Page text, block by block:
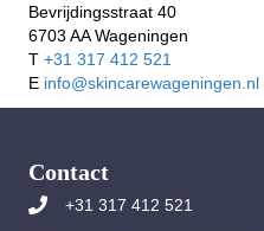
Bevrijdingsstraat 40
6703 AA Wageningen
T +31 317 412 521
E info@skincarewageningen.nl
Contact
+31 317 412 521